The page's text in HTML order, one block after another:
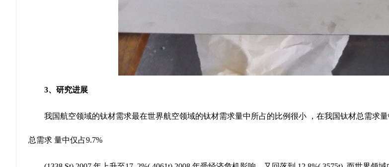
3、研究进展
我国航空领域的钛材需求最在世界航空领域的钛材需求量中所占的比例很小 ，在我国钛材总需求
总需求 量中仅占9.7%